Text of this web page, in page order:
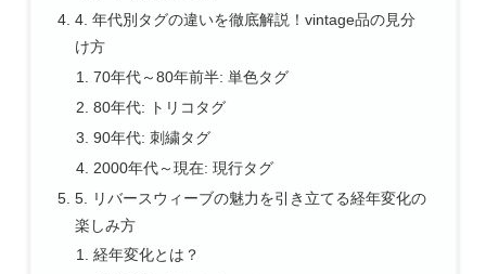
4. 年代別タグの違いを徹底解説！vintage品の見分
け方
70年代～80年前半: 単色タグ
80年代: トリコタグ
90年代: 刺繍タグ
2000年代～現在: 現行タグ
5. リバースウィーブの魅力を引き立てる経年変化の
楽しみ方
経年変化とは？